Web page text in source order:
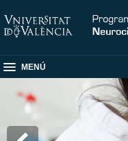
MENÚ